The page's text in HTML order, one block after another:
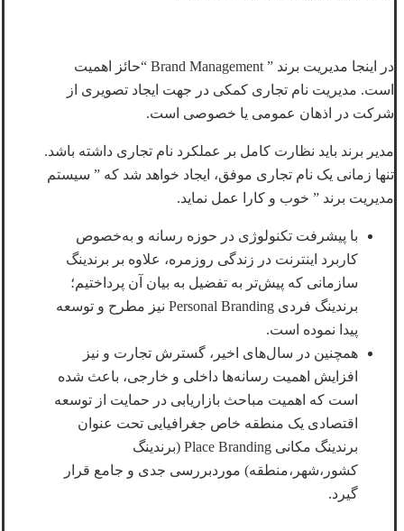
در اینجا مدیریت برند ” Brand Management “حائز اهمیت
است. مدیریت نام تجاری کمکی در جهت ایجاد تصویری از
شرکت در اذهان عمومی یا خصوصی است.
مدیر برند باید نظارت کامل بر عملکرد نام تجاری داشته باشد.
تنها زمانی یک نام تجاری موفق، ایجاد خواهد شد که ” سیستم
مدیریت برند ” خوب و کارا عمل نماید.
با پیشرفت تکنولوژی در حوزه رسانه و به‌خصوص
کاربرد اینترنت در زندگی روزمره، علاوه بر برندینگ
سازمانی که پیش‌تر به تفضیل به بیان آن پرداختیم؛
برندینگ فردی Personal Branding نیز مطرح و توسعه
پیدا نموده است.
همچنین در سال‌های اخیر، گسترش تجارت و نیز
افزایش اهمیت رسانه‌ها داخلی و خارجی، باعث شده
است که اهمیت مباحث بازاریابی در حمایت از توسعه
اقتصادی یک منطقه خاص جغرافیایی تحت عنوان
برندینگ مکانی Place Branding (برندینگ
کشور،شهر،منطقه) موردبررسی جدی و جامع قرار
گیرد.